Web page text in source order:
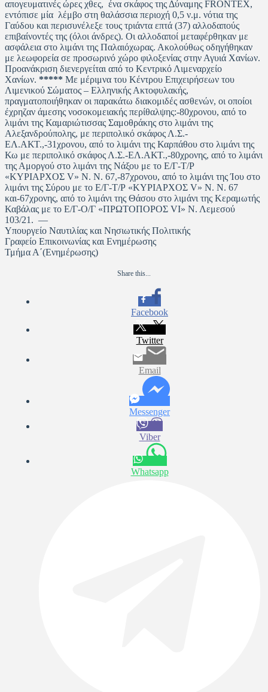
απογευματινές ώρες χθες, ένα σκάφος της Δύναμης FRONTEX,
εντόπισε μία λέμβο στη θαλάσσια περιοχή 0,5 ν.μ. νότια της
Γαύδου και περισυνέλεξε τους τριάντα επτά (37) αλλοδαπούς
επιβαίνοντές της (όλοι άνδρες). Οι αλλοδαποί μεταφέρθηκαν με
ασφάλεια στο λιμάνι της Παλαιόχωρας. Ακολούθως οδηγήθηκαν
με λεωφορεία σε προσωρινό χώρο φιλοξενίας στην Αγυιά Χανίων.
Προανάκριση διενεργείται από το Κεντρικό Λιμεναρχείο
Χανίων. ***** Με μέριμνα του Κέντρου Επιχειρήσεων του
Λιμενικού Σώματος – Ελληνικής Ακτοφυλακής,
πραγματοποιήθηκαν οι παρακάτω διακομιδές ασθενών, οι οποίοι
έχρηζαν άμεσης νοσοκομειακής περίθαλψης:-80χρονου, από το
λιμάνι της Καμαριώτισσας Σαμοθράκης στο λιμάνι της
Αλεξανδρούπολης, με περιπολικό σκάφος Λ.Σ.-
ΕΛ.ΑΚΤ.,-31χρονου, από το λιμάνι της Καρπάθου στο λιμάνι της
Κω με περιπολικό σκάφος Λ.Σ.-ΕΛ.ΑΚΤ.,-80χρονης, από το λιμάνι
της Αμοργού στο λιμάνι της Νάξου με το Ε/Γ-Τ/Ρ
«ΚΥΡΙΑΡΧΟΣ V» Ν. N. 67,-87χρονου, από το λιμάνι της Ίου στο
λιμάνι της Σύρου με το Ε/Γ-Τ/Ρ «ΚΥΡΙΑΡΧΟΣ V» Ν. N. 67
και-67χρονης, από το λιμάνι της Θάσου στο λιμάνι της Κεραμωτής
Καβάλας με το Ε/Γ-Ο/Γ «ΠΡΩΤΟΠΟΡΟΣ VI» Ν. Λεμεσού
103/21. —
Υπουργείο Ναυτιλίας και Νησιωτικής Πολιτικής
Γραφείο Επικοινωνίας και Ενημέρωσης
Τμήμα Α΄(Ενημέρωσης)
Share this...
Facebook
Twitter
Email
Messenger
Viber
Whatsapp